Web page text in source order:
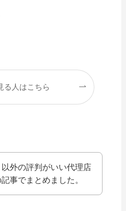
る人はこちら
以外の評判がいい代理店
事でまとめました。